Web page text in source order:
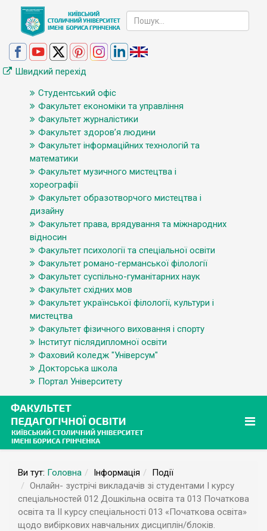
Швидкий перехід
Студентський офіс
Факультет економіки та управління
Факультет журналістики
Факультет здоров’я людини
Факультет інформаційних технологій та
математики
Факультет музичного мистецтва і
хореографії
Факультет образотворчого мистецтва і
дизайну
Факультет права, врядування та міжнародних
відносин
Факультет психології та спеціальної освіти
Факультет романо-германської філології
Факультет суспільно-гуманітарних наук
Факультет східних мов
Факультет української філології, культури і
мистецтва
Факультет фізичного виховання і спорту
Інститут післядипломної освіти
Фаховий коледж "Універсум"
Докторська школа
Портал Університету
Ви тут: Головна Інформація
Події
Онлайн- зустрічі викладачів зі студентами І курсу
спеціальностей 012 Дошкільна освіта та 013 Початкова
освіта та ІІ курсу спеціальності 013 «Початкова освіта»
щодо вибіркових навчальних дисциплін/блоків.